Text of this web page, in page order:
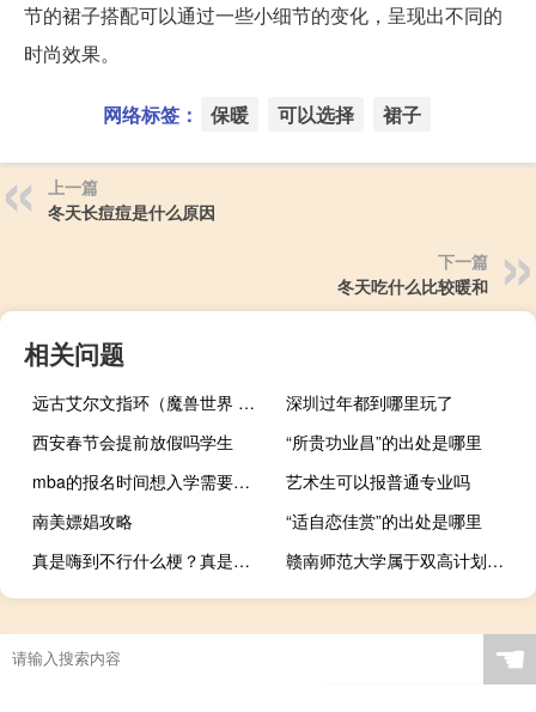
节的裙子搭配可以通过一些小细节的变化，呈现出不同的
时尚效果。
网络标签： 保暖 可以选择 裙子
上一篇
冬天长痘痘是什么原因
下一篇
冬天吃什么比较暖和
相关问题
远古艾尔文指环（魔兽世界 埃古雷亚指环）
深圳过年都到哪里玩了
西安春节会提前放假吗学生
“所贵功业昌”的出处是哪里
mba的报名时间想入学需要参加什么样的考试
艺术生可以报普通专业吗
南美嫖娼攻略
“适自恋佳赏”的出处是哪里
真是嗨到不行什么梗？真是嗨到不行是什么意思什么梗
赣南师范大学属于双高计划院校吗
☚